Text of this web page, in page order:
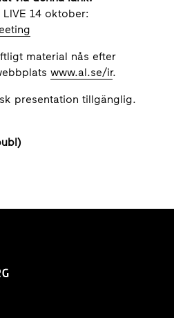
14 oktober:
material nås efter
www.al.se/ir.
presentation tillgänglig.